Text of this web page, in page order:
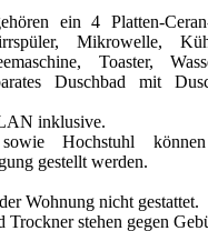
ein 4 Platten-
Mikrowelle,
Toaster,
Duschbad mit
inklusive.
sowie Hochstuhl
gestellt werden.
Wohnung nicht gestattet.
Trockner stehen gegen